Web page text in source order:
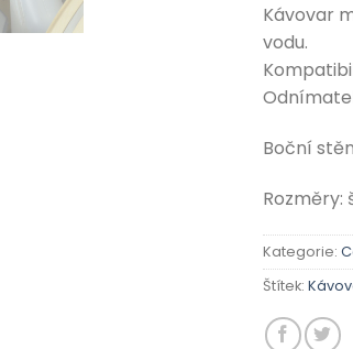
Kávovar
vodu.
Boční
Rozměry:
Kategorie:
Štítek: